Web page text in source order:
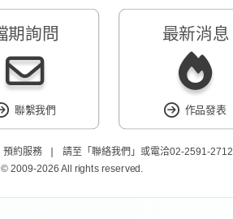
最新消息
作品發表
期詢問
聯繫我們
預約服務 請至「 聯絡我們 」或電洽02-2591-2712
2009-2026 All rights reserved.